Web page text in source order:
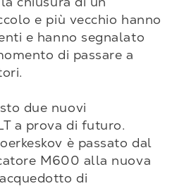
e più vecchio hanno
e hanno segnalato
di passare a
due nuovi
a prova di futuro.
è passato dal
M600 alla nuova
di